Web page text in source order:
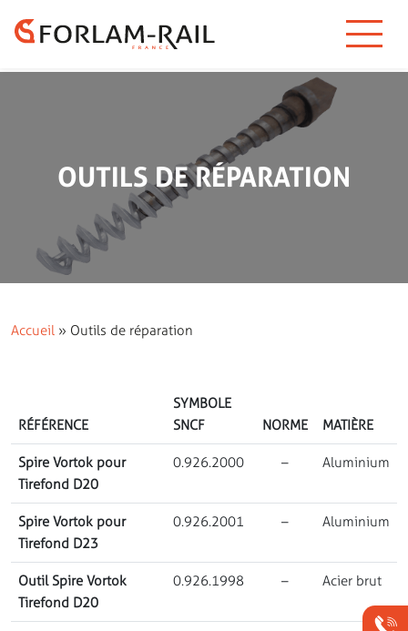
OUTILS DE RÉPARATION
Accueil » Outils de réparation
RÉFÉRENCE
SYMBOLE
SNCF
NORME MATIÈRE
Spire Vortok pour
Tirefond D20
0.926.2000 – Aluminium
Spire Vortok pour
Tirefond D23
0.926.2001 – Aluminium
Outil Spire Vortok
Tirefond D20
0.926.1998 – Acier brut